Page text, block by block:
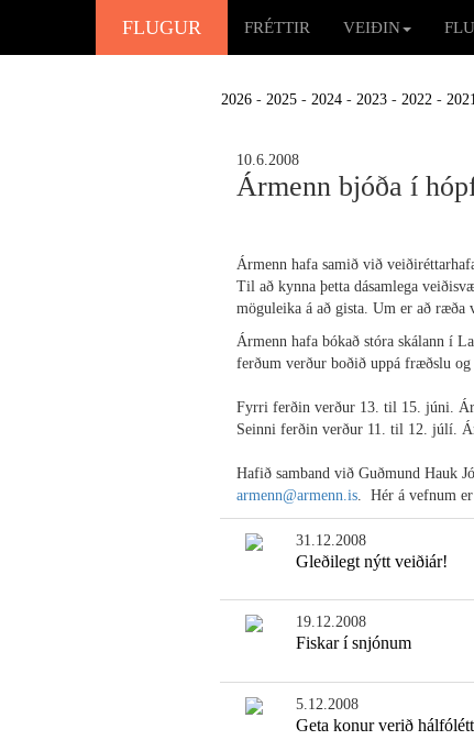
FLUGUR FRÉTTIR VEIÐIN
2026 - 2025 - 2024 - 2023 - 2022 -
10.6.2008
Ármenn bjóða í
Ármenn hafa samið við
Til að kynna þetta dásamlega
möguleika á að gista. Um er að ræða
Ármenn hafa bókað stóra skálann í
ferðum verður boðið uppá fræðslu
Fyrri ferðin verður 13. til 15. júni.
Seinni ferðin verður 11. til 12. júlí.
Hafið samband við Guðmund Hauk
armenn@armenn.is. Hér á vefnum er
31.12.2008
Gleðilegt nýtt veiðiár!
19.12.2008
Fiskar í snjónum
5.12.2008
Geta konur verið